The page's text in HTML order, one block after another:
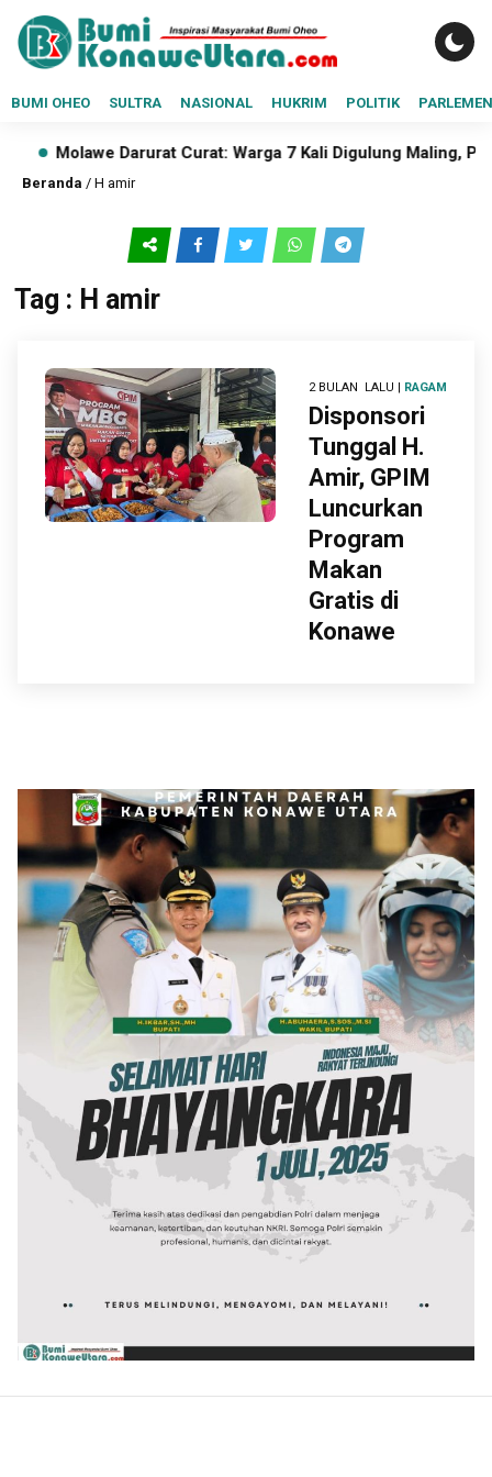
BUMI OHEO SULTRA NASIONAL HUKRIM POLITIK PARLEMEN
Molawe Darurat Curat: Warga 7 Kali Digulung Maling, Polisi
Beranda / H amir
Tag : H amir
2 BULAN LALU | RAGAM
Disponsori
Tunggal H.
Amir, GPIM
Luncurkan
Program
Makan
Gratis di
Konawe